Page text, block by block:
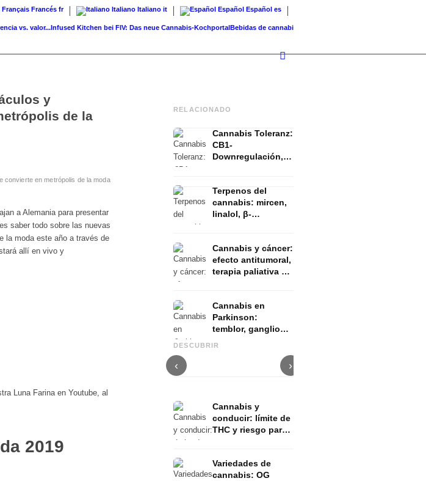
Français Francés fr Italiano Italiano it Español Español es
valor...Infused Kitchen bei FIV: Das neue Cannabis-KochportalBebidas de cannabis: batidos, té, leche dorada...
y
de la
convierte en metrópolis de la moda
a Alemania para presentar
saber todo sobre las nuevas
la moda este año a través de
allí en vivo y
Luna Farina en Youtube, al
2019
RELACIONADO
Cannabis Toleranz:
CB1-
Downregulación,
Terpenos del
cannabis: mircen,
linalol, β-
Cannabis y cáncer:
efecto antitumoral,
terapia paliativa y
Cannabis en
Parkinson:
temblor, ganglios
DESCUBRIR
‹
Cannabis y TDAH: dopamina,
automedición y lo que
›
Cannabis y
conducir: límite de
THC y riesgo para
Variedades de
cannabis: OG